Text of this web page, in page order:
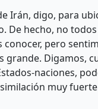
Irán, digo, para
De hecho, no
pero
Digamos,
naciones,
muy